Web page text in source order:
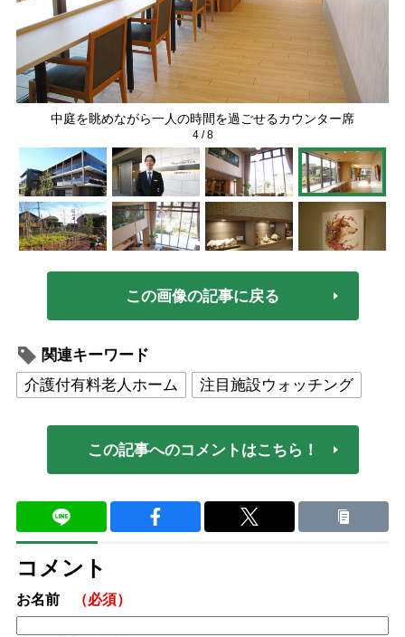
中庭を眺めながら一人の時間を過ごせるカウンター席
4/8
この画像の記事に戻る
関連キーワード
介護付有料老人ホーム
注目施設ウォッチング
この記事へのコメントはこちら！
コメント
お名前 （必須）